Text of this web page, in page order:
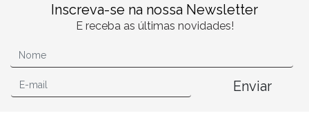
Inscreva-se na nossa Newsletter
E receba as últimas novidades!
Enviar